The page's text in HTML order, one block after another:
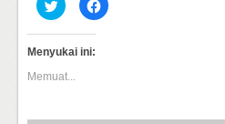
untuk
berbagi
pada
Twitter(Membuka
di
yang
untuk
Menyukai ini:
Memuat...